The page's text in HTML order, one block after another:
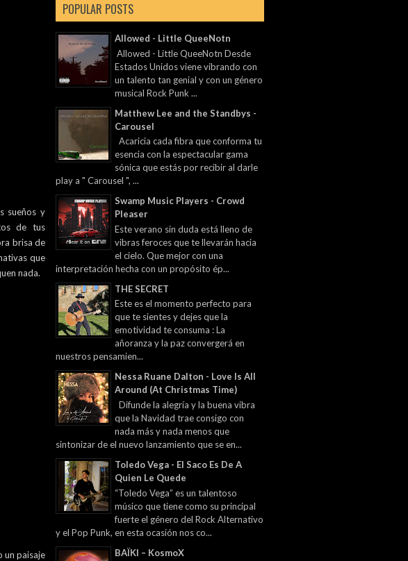
sueños y
de tus
brisa de
que
nada.
un paisaje
POPULAR POSTS
Allowed - Little QueeNotn
Allowed - Little QueeNotn Desde
Estados Unidos viene vibrando con
un talento tan genial y con un género
musical Rock Punk ...
Matthew Lee and the Standbys -
Carousel
Acaricia cada fibra que conforma tu
esencia con la espectacular gama
sónica que estás por recibir al darle
play a " Carousel ", ...
Swamp Music Players - Crowd
Pleaser
Este verano sin duda está lleno de
vibras feroces que te llevarán hacia
el cielo. Que mejor con una
interpretación hecha con un propósito ép...
THE SECRET
Este es el momento perfecto para
que te sientes y dejes que la
emotividad te consuma : La
añoranza y la paz convergerá en
nuestros pensamien...
Nessa Ruane Dalton - Love Is All
Around (At Christmas Time)
Difunde la alegría y la buena vibra
que la Navidad trae consigo con
nada más y nada menos que
sintonizar de el nuevo lanzamiento que se en...
Toledo Vega - El Saco Es De A
Quien Le Quede
“Toledo Vega” es un talentoso
músico que tiene como su principal
fuerte el género del Rock Alternativo
y el Pop Punk, en esta ocasión nos co...
BAÏKI – KosmoX